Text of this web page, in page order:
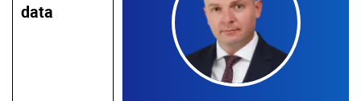
data